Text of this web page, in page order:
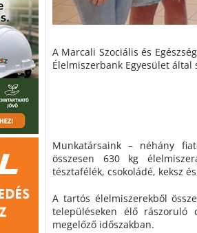
A Marcali Szociális és
Élelmiszerbank Egyesület
Munkatársaink – néhány
összesen 630 kg
tésztafélék, csokoládé, keksz
A tartós élelmiszerekből
településeken élő
megelőző időszakban.